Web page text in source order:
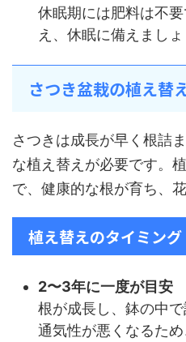
休眠期には肥料は不
え、休眠に備えましょ
さつき盆栽の植え替
さつきは成長が早く根詰
な植え替えが必要です。
で、健康的な根が育ち、
植え替えのタイミング
2〜3年に一度が目安
根が成長し、鉢の中
通気性が悪くなるた